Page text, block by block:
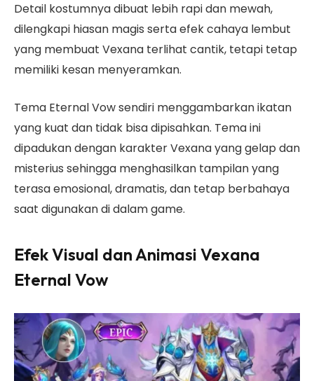
Detail kostumnya dibuat lebih rapi dan mewah,
dilengkapi hiasan magis serta efek cahaya lembut
yang membuat Vexana terlihat cantik, tetapi tetap
memiliki kesan menyeramkan.
Tema Eternal Vow sendiri menggambarkan ikatan
yang kuat dan tidak bisa dipisahkan. Tema ini
dipadukan dengan karakter Vexana yang gelap dan
misterius sehingga menghasilkan tampilan yang
terasa emosional, dramatis, dan tetap berbahaya
saat digunakan di dalam game.
Efek Visual dan Animasi Vexana
Eternal Vow